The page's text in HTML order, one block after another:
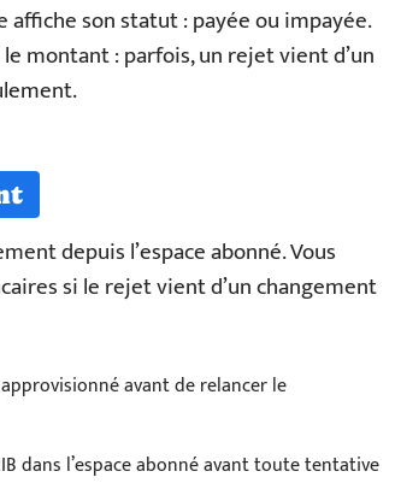
affiche son statut : payée ou impayée.
montant : parfois, un rejet vient d’un
depuis l’espace abonné. Vous
si le rejet vient d’un changement
avant de relancer le
dans l’espace abonné avant toute tentative